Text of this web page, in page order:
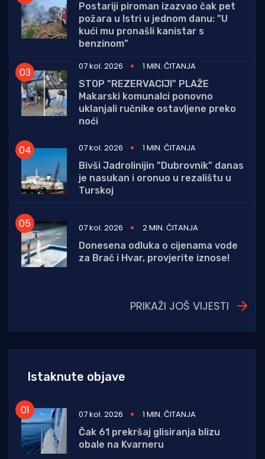
Postariji piroman izazvao čak pet
požara u Istri u jednom danu: "U
kući mu pronašli kanistar s
benzinom"
07 kol. 2026
1 MIN. ČITANJA
STOP "REZERVACIJI" PLAŽE
Makarski komunalci ponovno
uklanjali ručnike ostavljene preko
noći
07 kol. 2026
1 MIN. ČITANJA
Bivši Jadrolinijin "Dubrovnik" danas
je nasukan i oronuo u rezalištu u
Turskoj
07 kol. 2026
2 MIN. ČITANJA
Donesena odluka o cijenama vode
za Brač i Hvar, provjerite iznose!
PRIKAŽI JOŠ VIJESTI
Istaknute objave
07 kol. 2026
1 MIN. ČITANJA
Čak 61 prekršaj glisiranja blizu
obale na Kvarneru